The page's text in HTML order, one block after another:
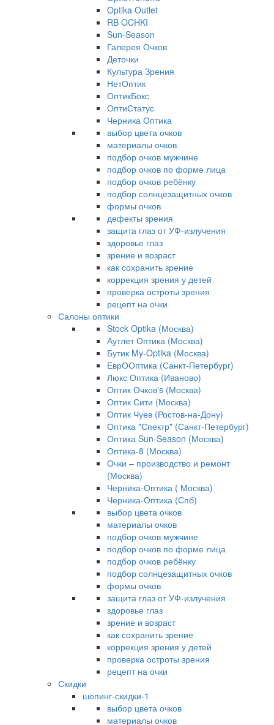
Optika Outlet
RB OCHKI
Sun-Season
Галерея Очков
Деточки
Культура Зрения
НетОптик
ОптикБокс
ОптиСтатус
Черника Оптика
выбор цвета очков
материалы очков
подбор очков мужчине
подбор очков по форме лица
подбор очков ребёнку
подбор солнцезащитных очков
формы очков
дефекты зрения
защита глаз от УФ-излучения
здоровье глаз
зрение и возраст
как сохранить зрение
коррекция зрения у детей
проверка остроты зрения
рецепт на очки
Салоны оптики
Stock Optika (Москва)
Аутлет Оптика (Москва)
Бутик My-Optika (Москва)
ЕврООптика (Санкт-Петербург)
Люкс Оптика (Иваново)
Оптик Очков's (Москва)
Оптик Сити (Москва)
Оптик Чуев (Ростов-на-Дону)
Оптика "Спектр" (Санкт-Петербург)
Оптика Sun-Season (Москва)
Оптика-8 (Москва)
Очки – производство и ремонт
(Москва)
Черника-Оптика ( Москва)
Черника-Оптика (Спб)
выбор цвета очков
материалы очков
подбор очков мужчине
подбор очков по форме лица
подбор очков ребёнку
подбор солнцезащитных очков
формы очков
защита глаз от УФ-излучения
здоровье глаз
зрение и возраст
как сохранить зрение
коррекция зрения у детей
проверка остроты зрения
рецепт на очки
Скидки
шопинг-скидки-1
выбор цвета очков
материалы очков